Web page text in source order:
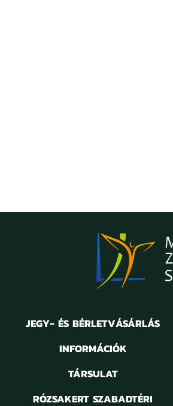
JEGY- ÉS BÉRLETVÁSÁRLÁS
INFORMÁCIÓK
TÁRSULAT
RÓZSAKERT SZABADTÉRI